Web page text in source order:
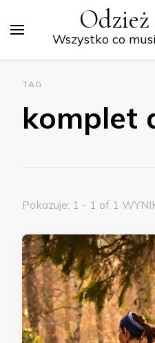
Wszystko co
TAG
komplet
Pokazuje: 1 - 1 of 1